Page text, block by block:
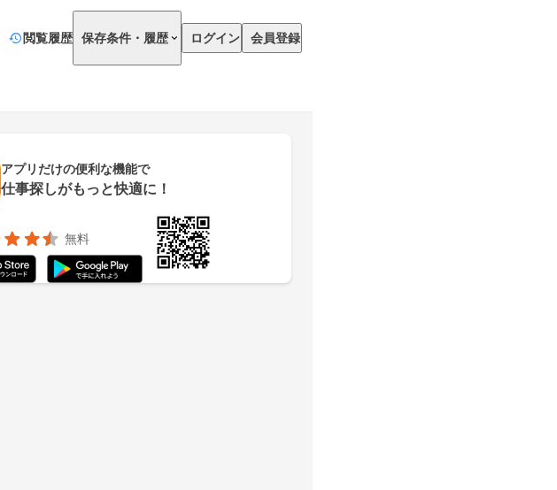
閲覧履歴 保存条件・履歴 ログイン 会員登録
アプリだけの便利な機能で
仕事探しがもっと快適に！
無料